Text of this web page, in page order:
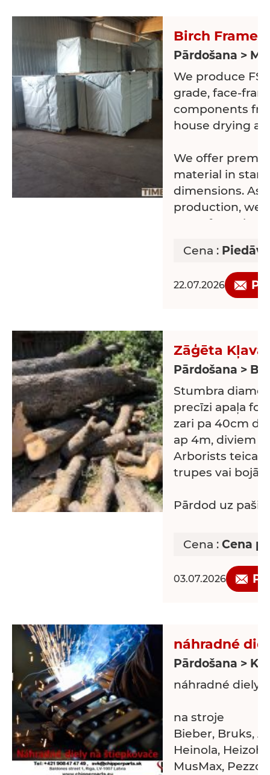
Birch Frame /
Pārdošana >
We produce
grade, face-
components
house drying
We offer
material in
dimensions. As
production, we
manufacturing
furniture
new long-term
Cena :
22.07.2026
Zāģēta Kļava
Pārdošana >
Stumbra
precīzi apaļa
zari pa 40cm
ap 4m, diviem
Arborists teica,
trupes vai
Pārdod uz
Cena : Cena
03.07.2026
náhradné
Pārdošana >
náhradné diely
na stroje
Bieber, Bruks,
Heinola,
MusMax,